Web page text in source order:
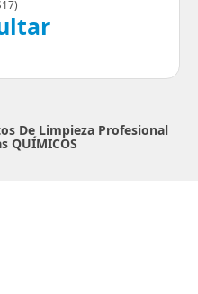
)
De Limpieza Profesional
QUÍMICOS